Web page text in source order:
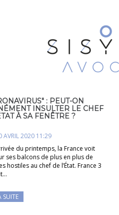
: PEUT-ON
INSULTER LE CHEF
À SA FENÊTRE ?
AVRIL 2020 11:29
du printemps, la France voit
ses balcons de plus en plus de
hostiles au chef de l’État. France 3
SUITE